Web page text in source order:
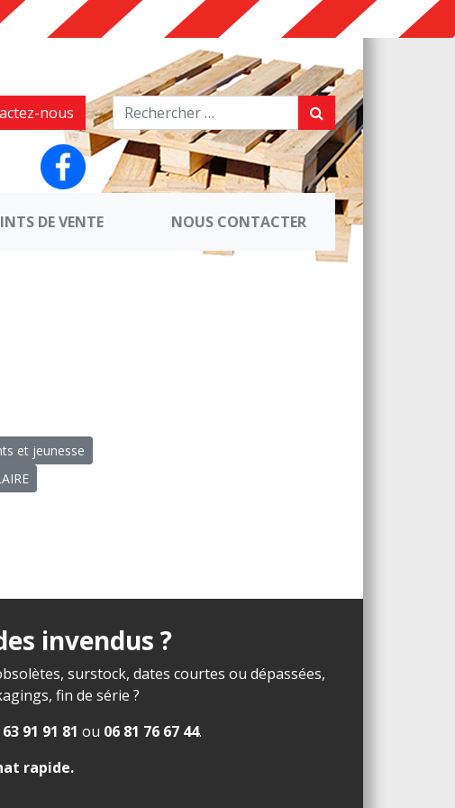
nous
DE VENTE NOUS CONTACTER
et jeunesse
invendus ?
surstock, dates courtes ou dépassées,
fin de série ?
91 91 81 ou 06 81 76 67 44.
rapide.